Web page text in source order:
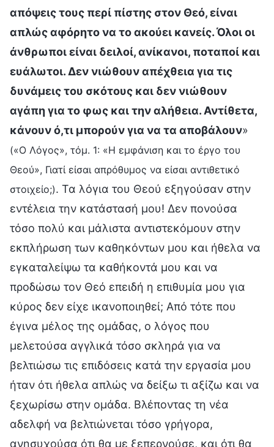
απόψεις τους περί πίστης στον Θεό, είναι
απλώς αφόρητο να το ακούει κανείς. Όλοι οι
άνθρωποι είναι δειλοί, ανίκανοι, ποταποί και
ευάλωτοι. Δεν νιώθουν απέχθεια για τις
δυνάμεις του σκότους και δεν νιώθουν
αγάπη για το φως και την αλήθεια. Αντίθετα,
κάνουν ό,τι μπορούν για να τα αποβάλουν»
(«Ο Λόγος», τόμ. 1: «Η εμφάνιση και το έργο του
Θεού», Γιατί είσαι απρόθυμος να είσαι αντιθετικό
στοιχείο;). Τα λόγια του Θεού εξηγούσαν στην
εντέλεια την κατάστασή μου! Δεν πονούσα
τόσο πολύ και μάλιστα αντιστεκόμουν στην
εκπλήρωση των καθηκόντων μου και ήθελα να
εγκαταλείψω τα καθήκοντά μου και να
προδώσω τον Θεό επειδή η επιθυμία μου για
κύρος δεν είχε ικανοποιηθεί; Από τότε που
έγινα μέλος της ομάδας, ο λόγος που
μελετούσα αγγλικά τόσο σκληρά για να
βελτιώσω τις επιδόσεις κατά την εργασία μου
ήταν ότι ήθελα απλώς να δείξω τι αξίζω και να
ξεχωρίσω στην ομάδα. Βλέποντας τη νέα
αδελφή να βελτιώνεται τόσο γρήγορα,
ανησυχούσα ότι θα με ξεπερνούσε, και ότι θα